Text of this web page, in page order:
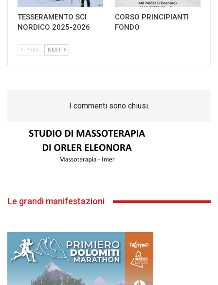
TESSERAMENTO SCI
NORDICO 2025-2026
CORSO PRINCIPIANTI
FONDO
PREV NEXT
I commenti sono chiusi.
Le grandi manifestazioni